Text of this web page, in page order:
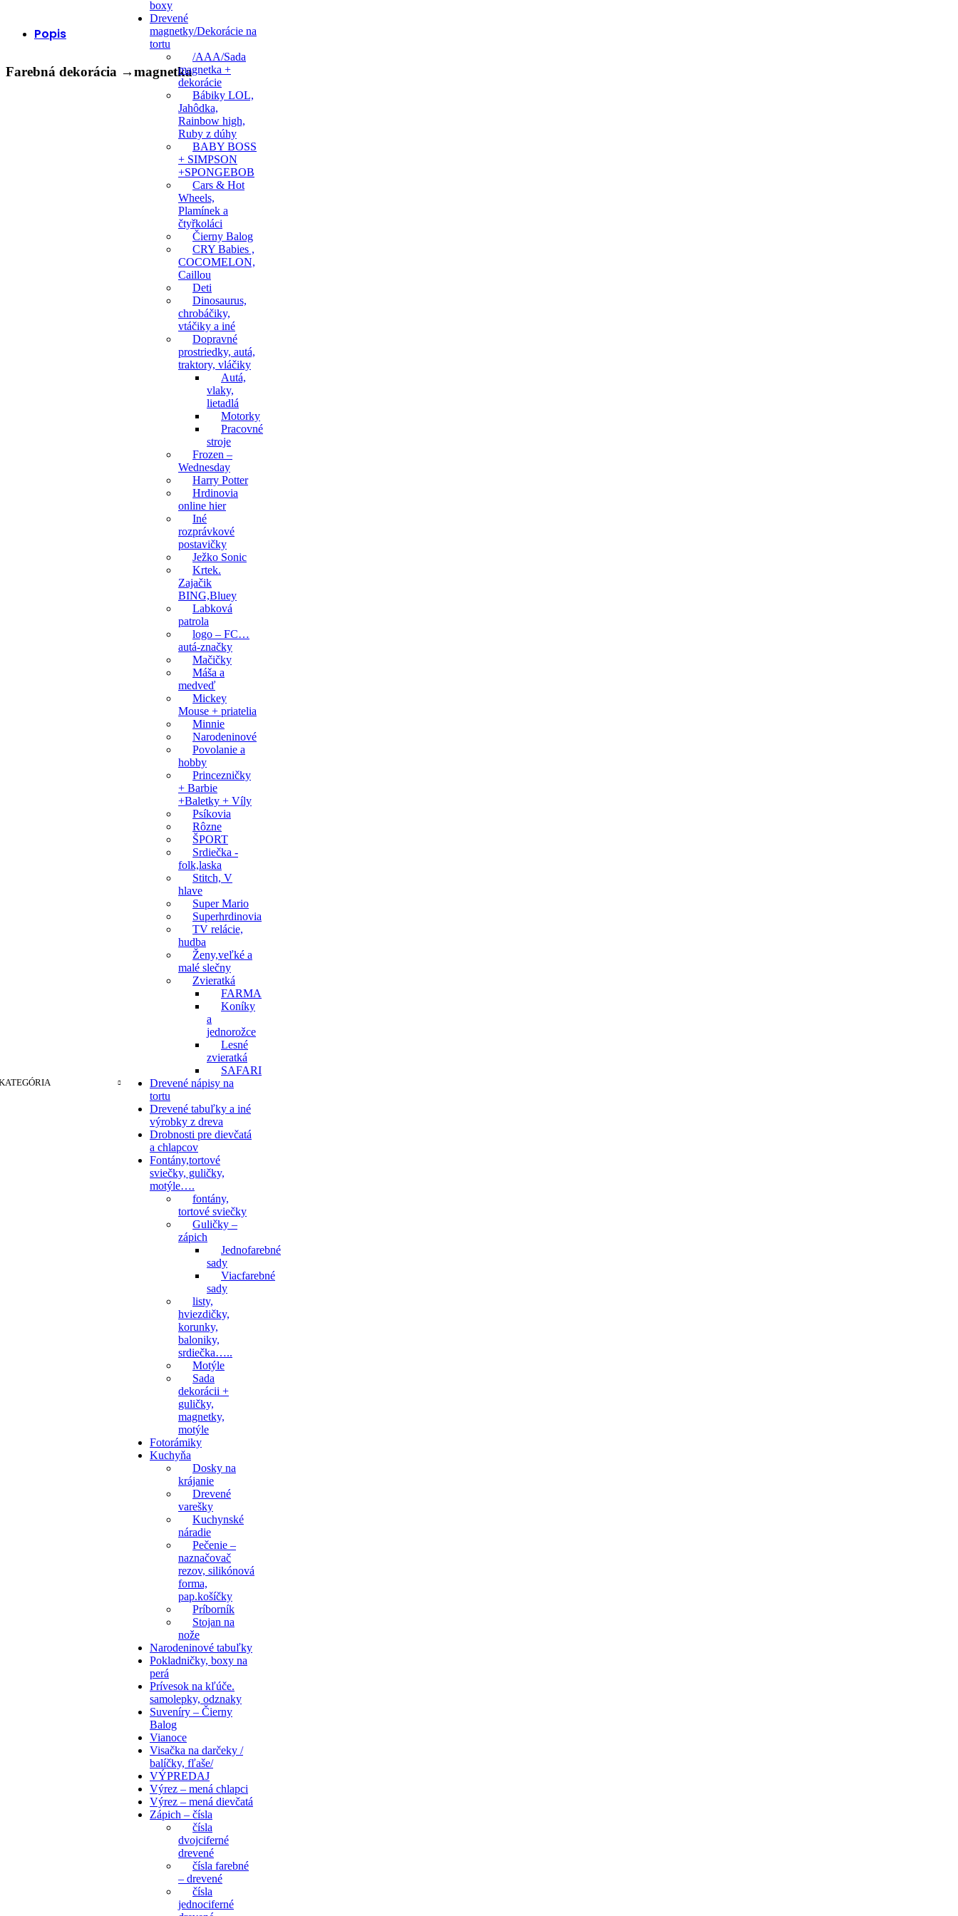
boxy
Drevené
magnetky/Dekorácie na
tortu
/AAA/Sada
magnetka +
dekorácie
Bábiky LOL,
Jahôdka,
Rainbow high,
Ruby z dúhy
BABY BOSS
+ SIMPSON
+SPONGEBOB
Cars & Hot
Wheels,
Plamínek a
čtyřkoláci
Čierny Balog
CRY Babies ,
COCOMELON,
Caillou
Deti
Dinosaurus,
chrobáčiky,
vtáčiky a iné
Dopravné
prostriedky, autá,
traktory, vláčiky
Autá,
vlaky,
lietadlá
Motorky
Pracovné
stroje
Frozen –
Wednesday
Harry Potter
Hrdinovia
online hier
Iné
rozprávkové
postavičky
Ježko Sonic
Krtek.
Zajačik
BING,Bluey
Labková
patrola
logo – FC…
autá-značky
Mačičky
Máša a
medveď
Mickey
Mouse + priatelia
Minnie
Narodeninové
Povolanie a
hobby
Princezničky
+ Barbie
+Baletky + Víly
Psíkovia
Rôzne
ŠPORT
Srdiečka -
folk,laska
Stitch, V
hlave
Super Mario
Superhrdinovia
TV relácie,
hudba
Ženy,veľké a
malé slečny
Zvieratká
FARMA
Koníky
a
jednorožce
Lesné
zvieratká
SAFARI
Drevené nápisy na
tortu
Drevené tabuľky a iné
výrobky z dreva
Drobnosti pre dievčatá
a chlapcov
Fontány,tortové
sviečky, guličky,
motýle….
fontány,
tortové sviečky
Guličky –
zápich
Jednofarebné
sady
Viacfarebné
sady
listy,
hviezdičky,
korunky,
baloniky,
srdiečka…..
Motýle
Sada
dekorácii +
guličky,
magnetky,
motýle
Fotorámiky
Kuchyňa
Dosky na
krájanie
Drevené
varešky
Kuchynské
náradie
Pečenie –
naznačovač
rezov, silikónová
forma,
pap.košíčky
Príborník
Stojan na
nože
Narodeninové tabuľky
Pokladničky, boxy na
perá
Prívesok na kľúče.
samolepky, odznaky
Suveníry – Čierny
Balog
Vianoce
Visačka na darčeky /
balíčky, fľaše/
VÝPREDAJ
Výrez – mená chlapci
Výrez – mená dievčatá
Zápich – čísla
čísla
dvojciferné
drevené
čísla farebné
– drevené
čísla
jednociferné
Popis
Farebná dekorácia →magnetka